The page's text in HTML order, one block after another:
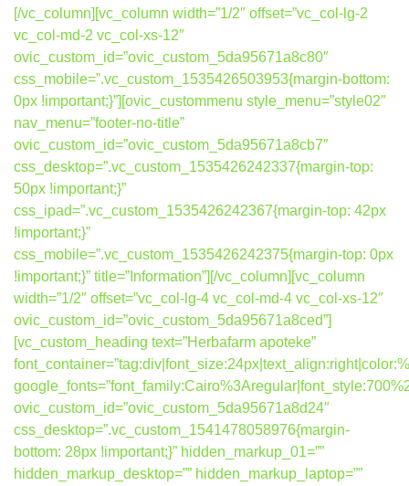
[/vc_column][vc_column width=”1/2″ offset=”vc_col-lg-2
vc_col-md-2 vc_col-xs-12″
ovic_custom_id=”ovic_custom_5da95671a8c80″
css_mobile=”.vc_custom_1535426503953{margin-bottom:
0px !important;}”][ovic_custommenu style_menu=”style02″
nav_menu=”footer-no-title”
ovic_custom_id=”ovic_custom_5da95671a8cb7″
css_desktop=”.vc_custom_1535426242337{margin-top:
50px !important;}”
css_ipad=”.vc_custom_1535426242367{margin-top: 42px
!important;}”
css_mobile=”.vc_custom_1535426242375{margin-top: 0px
!important;}” title=”Information”][/vc_column][vc_column
width=”1/2″ offset=”vc_col-lg-4 vc_col-md-4 vc_col-xs-12″
ovic_custom_id=”ovic_custom_5da95671a8ced”]
[vc_custom_heading text=”Herbafarm apoteke”
ovic_custom_id=”ovic_custom_5da95671a8d24″
css_desktop=”.vc_custom_1541478058976{margin-
bottom: 28px !important;}” hidden_markup_01=””
hidden_markup_desktop=”” hidden_markup_laptop=””